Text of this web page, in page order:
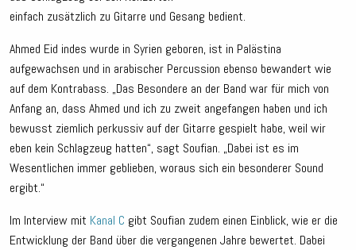
einfach zusätzlich zu Gitarre und Gesang bedient.
Ahmed Eid indes wurde in Syrien geboren, ist in Palästina
aufgewachsen und in arabischer Percussion ebenso bewandert wie
auf dem Kontrabass. „Das Besondere an der Band war für mich von
Anfang an, dass Ahmed und ich zu zweit angefangen haben und ich
bewusst ziemlich perkussiv auf der Gitarre gespielt habe, weil wir
eben kein Schlagzeug hatten“, sagt Soufian. „Dabei ist es im
Wesentlichen immer geblieben, woraus sich ein besonderer Sound
ergibt.“
Im Interview mit Kanal C gibt Soufian zudem einen Einblick, wie er die
Entwicklung der Band über die vergangenen Jahre bewertet. Dabei